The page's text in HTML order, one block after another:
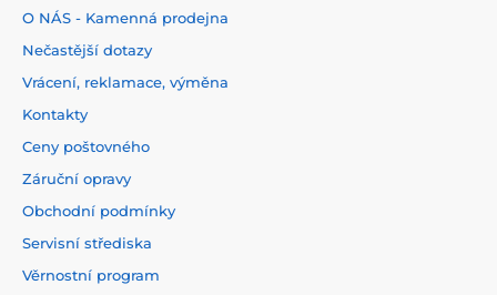
O NÁS - Kamenná prodejna
Nečastější dotazy
Vrácení, reklamace, výměna
Kontakty
Ceny poštovného
Záruční opravy
Obchodní podmínky
Servisní střediska
Věrnostní program